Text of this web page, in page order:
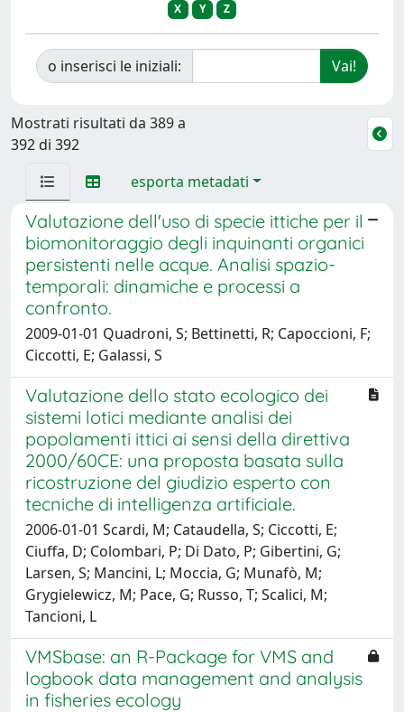
X
Y Z
o inserisci le iniziali:
Mostrati risultati da 389 a
392 di 392
esporta metadati
Valutazione dell'uso di specie ittiche per il
biomonitoraggio degli inquinanti organici
persistenti nelle acque. Analisi spazio-
temporali: dinamiche e processi a
confronto.
2009-01-01 Quadroni, S; Bettinetti, R; Capoccioni, F;
Ciccotti, E; Galassi, S
Valutazione dello stato ecologico dei
sistemi lotici mediante analisi dei
popolamenti ittici ai sensi della direttiva
2000/60CE: una proposta basata sulla
ricostruzione del giudizio esperto con
tecniche di intelligenza artificiale.
2006-01-01 Scardi, M; Cataudella, S; Ciccotti, E;
Ciuffa, D; Colombari, P; Di Dato, P; Gibertini, G;
Larsen, S; Mancini, L; Moccia, G; Munafò, M;
Grygielewicz, M; Pace, G; Russo, T; Scalici, M;
Tancioni, L
VMSbase: an R-Package for VMS and
logbook data management and analysis
in fisheries ecology